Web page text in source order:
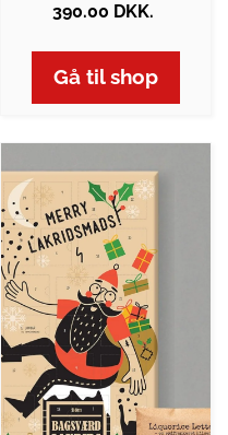
390.00 DKK.
Gå til shop